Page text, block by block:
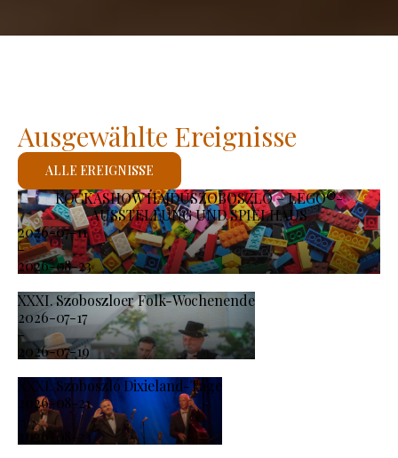
KOCKASHOW HAJDÚSZOBOSZLÓ – LEGO®-
AUSSTELLUNG UND SPIELHAUS
2026-07-11
-
2026-08-23
XXXI. Szoboszloer Folk-Wochenende
2026-07-17
-
2026-07-19
XXXI. Szoboszló Dixieland-Tage
2026-08-21
-
2026-08-23
Ausgewählte Ereignisse
ALLE EREIGNISSE